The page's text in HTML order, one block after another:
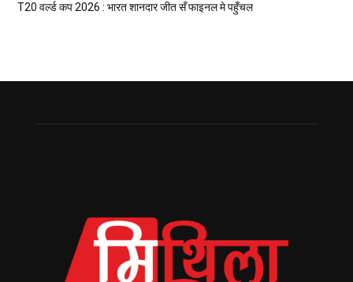
T20 वर्ल्ड कप 2026 : भारत शानदार जीत सँ फाइनल मे पहुँचल